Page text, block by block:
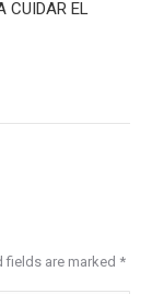
CUIDAR EL
fields are marked *